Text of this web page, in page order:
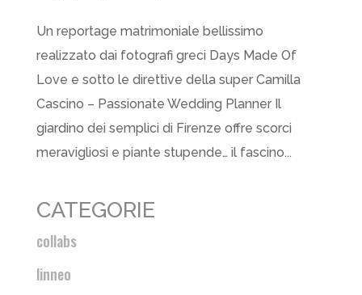
Un reportage matrimoniale bellissimo
realizzato dai fotografi greci Days Made Of
Love e sotto le direttive della super Camilla
Cascino – Passionate Wedding Planner Il
giardino dei semplici di Firenze offre scorci
meravigliosi e piante stupende… il fascino...
CATEGORIE
collabs
linneo